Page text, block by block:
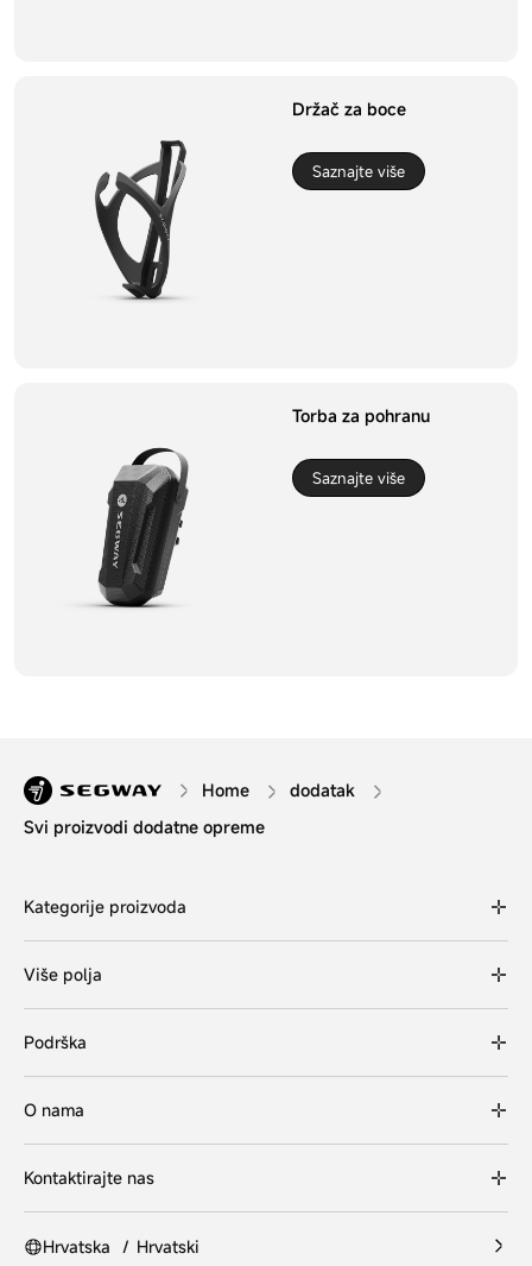
Držač za boce
Saznajte više
Torba za pohranu
Saznajte više
Home
dodatak
Svi proizvodi dodatne opreme
Kategorije proizvoda
Više polja
Podrška
O nama
Kontaktirajte nas
Hrvatska / Hrvatski